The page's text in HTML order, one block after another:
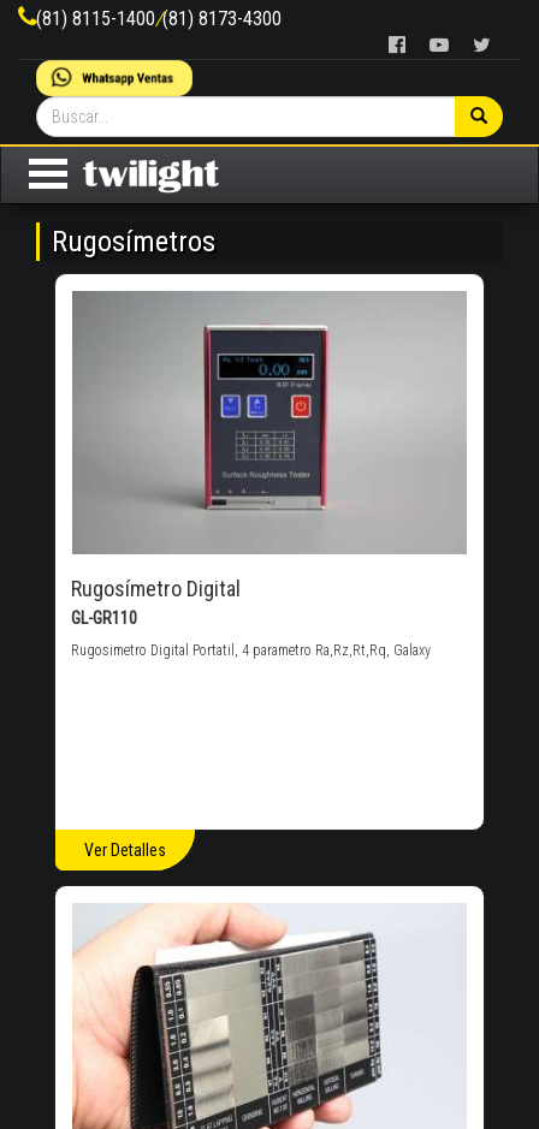
(81) 8115-1400/(81) 8173-4300
Rugosímetros
Rugosímetro Digital
GL-GR110
Rugosimetro Digital Portatil, 4 parametro Ra,Rz,Rt,Rq, Galaxy
Ver Detalles